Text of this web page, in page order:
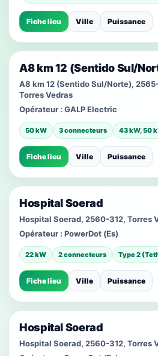
Fiche lieu Ville Puissance
A8 km 12 (Sentido Sul/
A8 km 12 (Sentido Sul/Norte),
Torres Vedras
Opérateur : GALP Electric
50 kW 3 connecteurs 43 kW, 50
Fiche lieu Ville Puissance
Hospital Soerad
Hospital Soerad, 2560-312, Torres
Opérateur : PowerDot (Es)
22 kW 2 connecteurs Type 2
Fiche lieu Ville Puissance
Hospital Soerad
Hospital Soerad, 2560-312, Torres